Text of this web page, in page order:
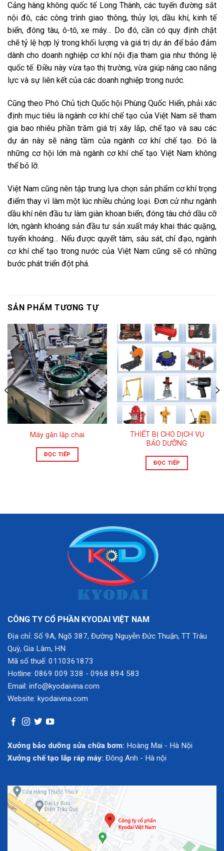
Cảng hàng không quốc tế Long Thành, các tuyến đường sắt
nội đô, các công trình giao thông, thủy lợi, dầu khí, kinh tế
biển, đóng tàu, ô-tô, xe máy… Do đó, cần có quy định chặt
chẽ tỷ lệ hợp lý trong khối lượng và giá trị dự án để bảo đảm
dành cho doanh nghiệp cơ khí nội địa tham gia như thông lệ
quốc tế. Điều này vừa tạo thị trường, vừa giúp nâng cao năng
lực và sự liên kết của các doanh nghiệp trong nước.
Cũng theo Phó Chủ tịch Quốc hội Phùng Quốc Hiển, phải xác
định mục tiêu là ngành cơ khí chế tạo của Việt Nam sẽ tham
gia bao nhiêu phần trăm giá trị xây lắp, chế tạo và sau các
dự án này sẽ nâng tầm của ngành cơ khí chế tạo. Đó là
những cơ hội lớn mà ngành cơ khí chế tạo Việt Nam không
thể bỏ lỡ.
Việt Nam cũng nên tập trung lựa chọn sản phẩm cơ khí trọng
điểm thay vì làm một lúc nhiều chủng loại. Đơn cử như ngành
dầu khí nên đầu tư làm giàn khoan biển, đóng tàu chở dầu cỡ
lớn, ngành khoáng sản đầu tư sản xuất máy khai thác quặng,
tuyển khoáng… Nếu được quyết tâm, sâu sát, chỉ đạo, ngành
cơ khí chế tạo trong nước của Việt Nam cũng sẽ có những
bước phát triển đột phá.
SẢN PHẨM TƯƠNG TỰ
Máy gắn lắp chai
ĐỌC TIẾP
THIẾT BỊ CHO DỊCH VỤ
BẢO DƯỠNG
ĐỌC TIẾP
CÔNG TY CỔ PHẦN KYODAI VIỆT NAM
Địa chỉ: Số 9A, Ngõ 387, Đường Nguyễn Đức Thuận, TT Trâu
Quỳ, Gia Lâm, HN
Mã số thuế: 0110361873
Hotline: 0869 009 338 - 0968 894 583
Email: info@kyodaivina.com
Website: kyodaivina.com
Xưởng bảo dưỡng sửa chữa bơm: Hoàng Mai - Hà Nội
Xưởng chế tạo lắp ráp máy: Đông Anh - Hà nội